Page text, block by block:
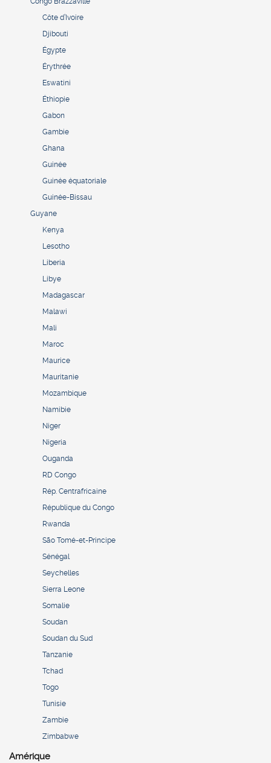
Côte d’Ivoire
Djibouti
Égypte
Érythrée
Eswatini
Éthiopie
Gabon
Gambie
Ghana
Guinée
Guinée équatoriale
Guinée-Bissau
Guyane
Kenya
Lesotho
Liberia
Libye
Madagascar
Malawi
Mali
Maroc
Maurice
Mauritanie
Mozambique
Namibie
Niger
Nigeria
Ouganda
RD Congo
Rép. Centrafricaine
République du Congo
Rwanda
São Tomé-et-Principe
Sénégal
Seychelles
Sierra Leone
Somalie
Soudan
Soudan du Sud
Tanzanie
Tchad
Togo
Tunisie
Zambie
Zimbabwe
Amérique